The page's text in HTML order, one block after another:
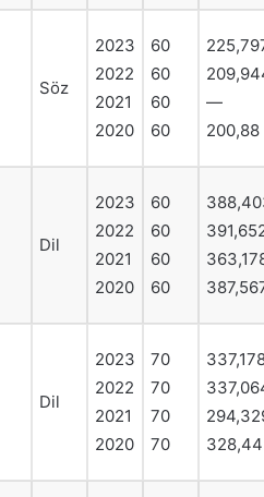
Söz
2023
2022
2021
2020
60
60
60
60
—
200,88
Dil
2023
2022
2021
2020
60
60
60
60
Dil
2023
2022
2021
2020
70
70
70
70